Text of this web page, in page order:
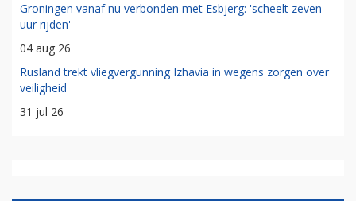
Groningen vanaf nu verbonden met Esbjerg: 'scheelt zeven
uur rijden'
04 aug 26
Rusland trekt vliegvergunning Izhavia in wegens zorgen over
veiligheid
31 jul 26